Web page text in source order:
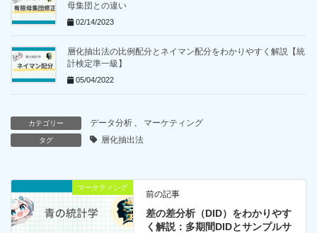
母集団との違い
02/14/2023
層化抽出法の比例配分とネイマン配分をわかりやすく解説【統
計検定準一級】
05/04/2022
カテゴリー データ分析 マーケティング
タグ 層化抽出法
マーケティング
前の記事
差の差分析（DID）をわかりやす
く解説：多期間DIDとサンプルサ